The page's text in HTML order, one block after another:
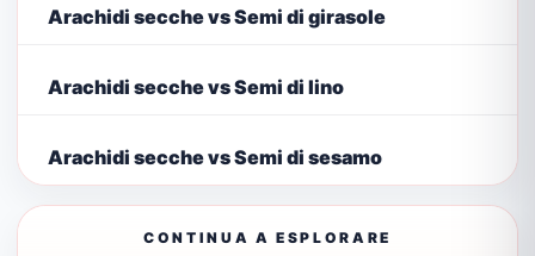
Arachidi secche vs Semi di girasole
Arachidi secche vs Semi di lino
Arachidi secche vs Semi di sesamo
CONTINUA A ESPLORARE